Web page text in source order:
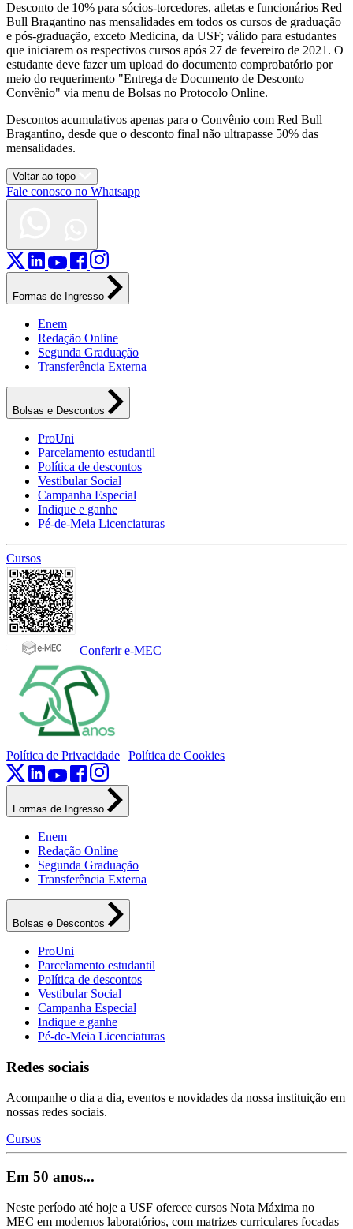
Desconto de 10% para sócios-torcedores, atletas e funcionários Red
Bull Bragantino nas mensalidades em todos os cursos de graduação
e pós-graduação, exceto Medicina, da USF; válido para estudantes
que iniciarem os respectivos cursos após 27 de fevereiro de 2021. O
estudante deve fazer um upload do documento comprobatório por
meio do requerimento "Entrega de Documento de Desconto
Convênio" via menu de Bolsas no Protocolo Online.
Descontos acumulativos apenas para o Convênio com Red Bull
Bragantino, desde que o desconto final não ultrapasse 50% das
mensalidades.
Voltar ao topo
Fale conosco no Whatsapp
Formas de Ingresso
Enem
Redação Online
Segunda Graduação
Transferência Externa
Bolsas e Descontos
ProUni
Parcelamento estudantil
Política de descontos
Vestibular Social
Campanha Especial
Indique e ganhe
Pé-de-Meia Licenciaturas
Cursos
Conferir e-MEC
Política de Privacidade | Política de Cookies
Formas de Ingresso
Enem
Redação Online
Segunda Graduação
Transferência Externa
Bolsas e Descontos
ProUni
Parcelamento estudantil
Política de descontos
Vestibular Social
Campanha Especial
Indique e ganhe
Pé-de-Meia Licenciaturas
Redes sociais
Acompanhe o dia a dia, eventos e novidades da nossa instituição em
nossas redes sociais.
Cursos
Em 50 anos...
Neste período até hoje a USF oferece cursos Nota Máxima no
MEC em modernos laboratórios, com matrizes curriculares focadas